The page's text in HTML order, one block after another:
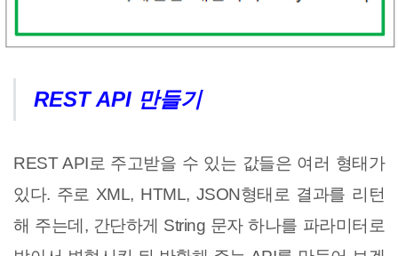
REST API 만들기
REST API로 주고받을 수 있는 값들은 여러 형태가
있다. 주로 XML, HTML, JSON형태로 결과를 리턴
해 주는데, 간단하게 String 문자 하나를 파라미터로